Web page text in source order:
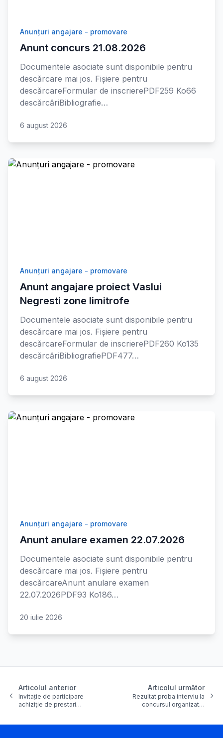
Anunțuri angajare - promovare
Anunt concurs 21.08.2026
Documentele asociate sunt disponibile pentru
descărcare mai jos. Fișiere pentru
descărcareFormular de inscrierePDF259 Ko66
descărcăriBibliografie…
6 august 2026
Anunțuri angajare - promovare
Anunt angajare proiect Vaslui
Negresti zone limitrofe
Documentele asociate sunt disponibile pentru
descărcare mai jos. Fișiere pentru
descărcareFormular de inscrierePDF260 Ko135
descărcăriBibliografiePDF477…
6 august 2026
Anunțuri angajare - promovare
Anunt anulare examen 22.07.2026
Documentele asociate sunt disponibile pentru
descărcare mai jos. Fișiere pentru
descărcareAnunt anulare examen
22.07.2026PDF93 Ko186…
20 iulie 2026
Articolul anterior
Invitație de participare
achiziție de prestari…
Articolul următor
Rezultat proba interviu la
concursul organizat…